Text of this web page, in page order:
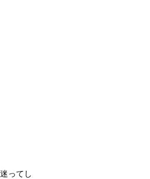
ってし